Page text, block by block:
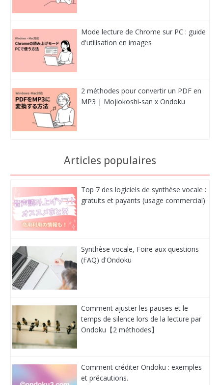
Mode lecture de Chrome sur PC : guide
d'utilisation en images
2 méthodes pour convertir un PDF en
MP3 | Mojiokoshi-san x Ondoku
Articles populaires
Top 7 des logiciels de synthèse vocale :
gratuits et payants (usage commercial)
Synthèse vocale, Foire aux questions
(FAQ) d'Ondoku
Comment ajuster les pauses et le
temps de silence lors de la lecture par
Ondoku【2 méthodes】
Comment créditer Ondoku : exemples
et précautions.